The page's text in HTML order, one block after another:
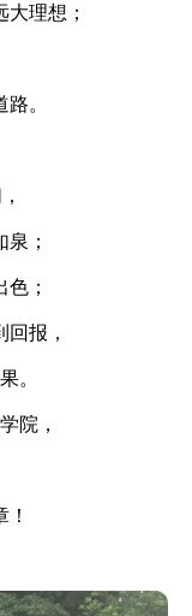
理想；
。
；
；
报，
。
院，